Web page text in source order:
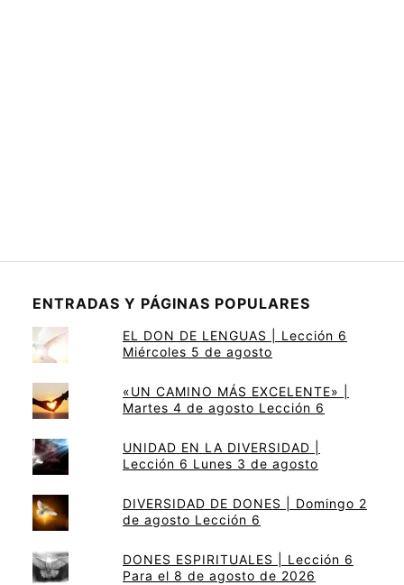
ENTRADAS Y PÁGINAS POPULARES
EL DON DE LENGUAS | Lección 6
Miércoles 5 de agosto
«UN CAMINO MÁS EXCELENTE» |
Martes 4 de agosto Lección 6
UNIDAD EN LA DIVERSIDAD |
Lección 6 Lunes 3 de agosto
DIVERSIDAD DE DONES | Domingo 2
de agosto Lección 6
DONES ESPIRITUALES | Lección 6
Para el 8 de agosto de 2026